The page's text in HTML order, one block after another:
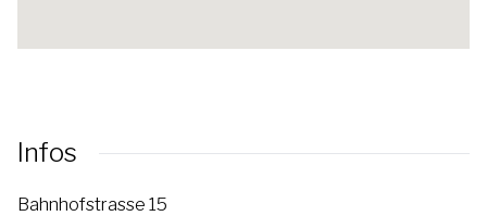
Infos
Bahnhofstrasse 15